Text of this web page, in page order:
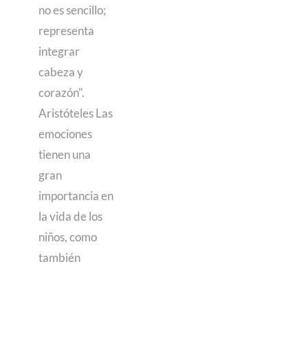
no es sencillo;
representa
integrar
cabeza y
corazón".
Aristóteles Las
emociones
tienen una
gran
importancia en
la vida de los
niños, como
también